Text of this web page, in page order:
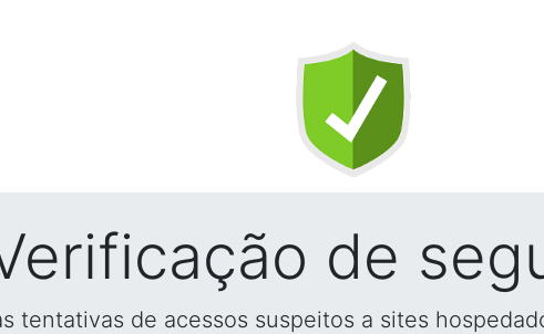
de
tentativas de acessos suspeitos a sites